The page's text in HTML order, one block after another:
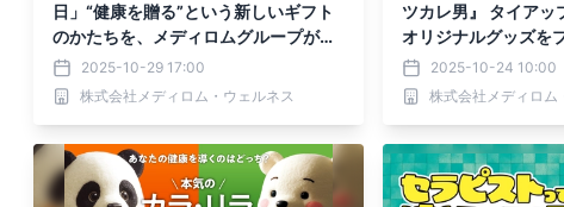
日」“健康を贈る”という新しいギフト
のかたちを、メディロムグループが提
案
2025-10-29 17:00
株式会社メディロム・ウェルネス
ツカレ男』 タイアッ
オリジナルグッズを
2025-10-24 10:00
株式会社メディロム